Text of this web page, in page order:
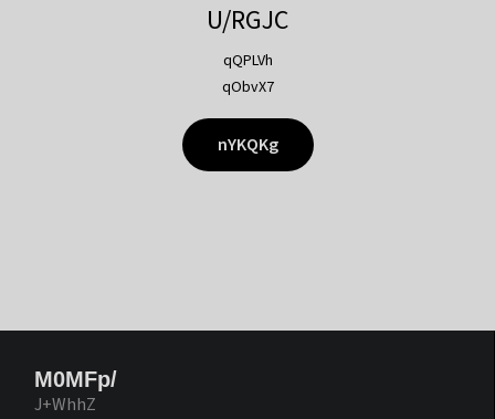
U/RGJC
qQPLVh
qObvX7
nYKQKg
M0MFp/
J+WhhZ